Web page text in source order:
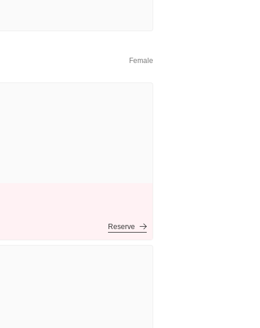
Female
Reserve